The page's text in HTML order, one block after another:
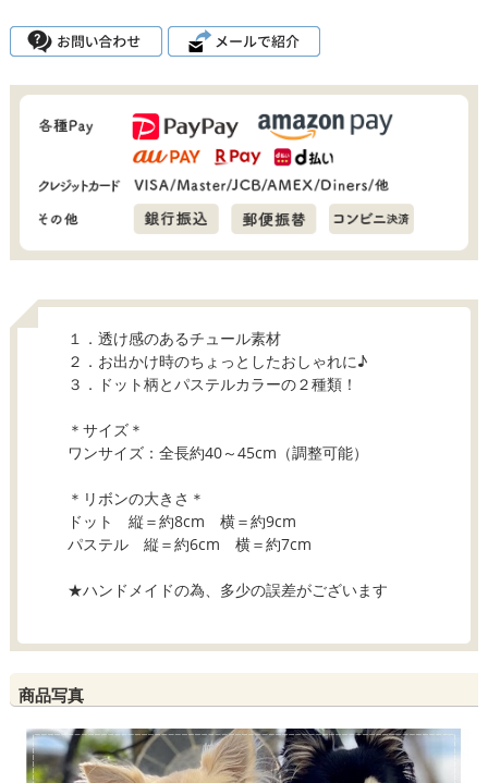
１．透け感のあるチュール素材
２．お出かけ時のちょっとしたおしゃれに♪
３．ドット柄とパステルカラーの２種類！
＊サイズ＊
ワンサイズ：全長約40～45cm（調整可能）
＊リボンの大きさ＊
ドット 縦＝約8cm 横＝約9cm
パステル 縦＝約6cm 横＝約7cm
★ハンドメイドの為、多少の誤差がございます
商品写真